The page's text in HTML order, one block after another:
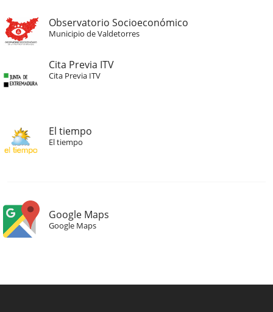
Observatorio Socioeconómico
Municipio de Valdetorres
Cita Previa ITV
Cita Previa ITV
El tiempo
El tiempo
Google Maps
Google Maps